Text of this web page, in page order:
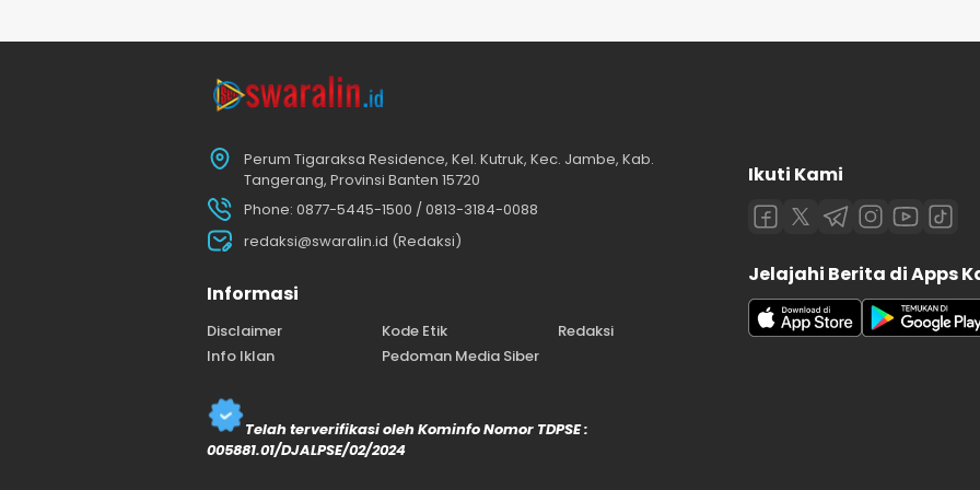
Perum Tigaraksa Residence, Kel. Kutruk, Kec. Jambe, Kab.
Tangerang, Provinsi Banten 15720
Phone: 0877-5445-1500 / 0813-3184-0088
redaksi@swaralin.id (Redaksi)
Informasi
Disclaimer Kode Etik
Redaksi
Info Iklan
Pedoman Media Siber
Telah terverifikasi oleh Kominfo Nomor TDPSE :
005881.01/DJALPSE/02/2024
Ikuti Kami
Jelajahi Berita di Apps